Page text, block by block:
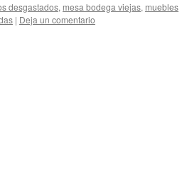
desgastados, mesa bodega viejas, muebles
| Deja un comentario